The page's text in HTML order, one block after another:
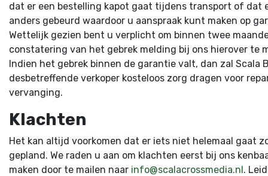
dat er een bestelling kapot gaat tijdens transport of dat
anders gebeurd waardoor u aanspraak kunt maken op
Wettelijk gezien bent u verplicht om binnen twee
constatering van het gebrek melding bij ons hierover te
Indien het gebrek binnen de garantie valt, dan zal Scala
desbetreffende verkoper kosteloos zorg dragen voor
vervanging.
Klachten
Het kan altijd voorkomen dat er iets niet helemaal gaat
gepland. We raden u aan om klachten eerst bij ons
maken door te mailen naar info@scalacrossmedia.nl.